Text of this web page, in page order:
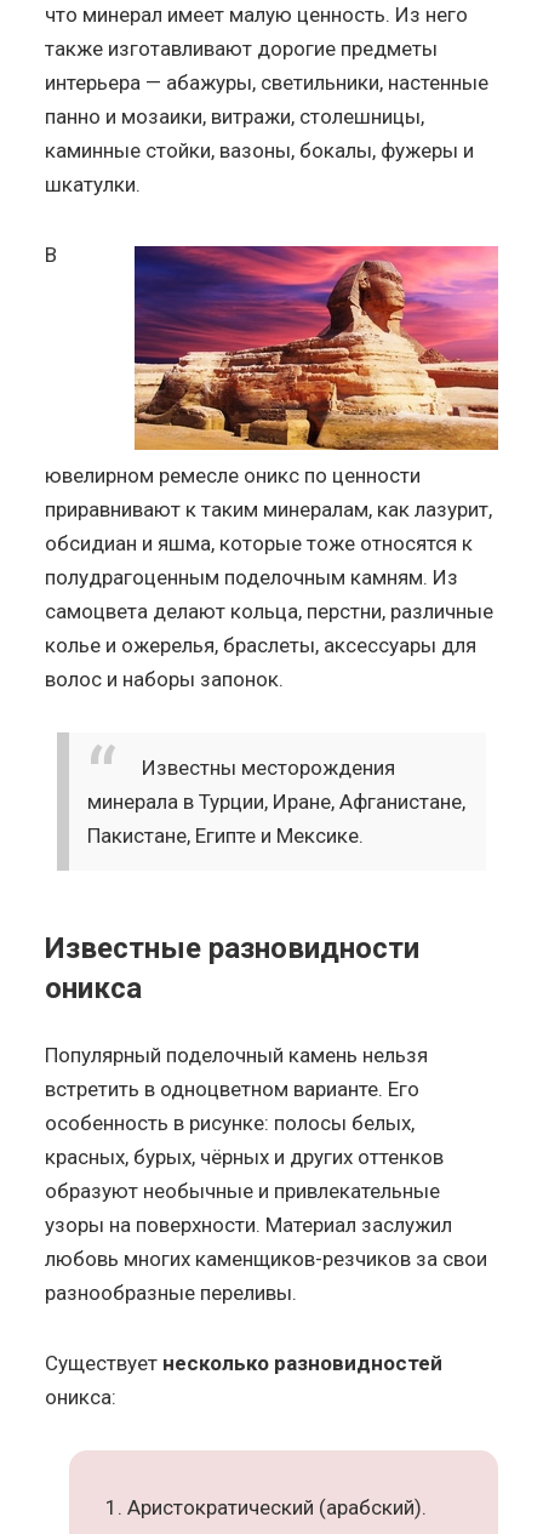
что минерал имеет малую ценность. Из него
также изготавливают дорогие предметы
интерьера — абажуры, светильники, настенные
панно и мозаики, витражи, столешницы,
каминные стойки, вазоны, бокалы, фужеры и
шкатулки.
В
ювелирном ремесле оникс по ценности
приравнивают к таким минералам, как лазурит,
обсидиан и яшма, которые тоже относятся к
полудрагоценным поделочным камням. Из
самоцвета делают кольца, перстни, различные
колье и ожерелья, браслеты, аксессуары для
волос и наборы запонок.
Известны месторождения
минерала в Турции, Иране, Афганистане,
Пакистане, Египте и Мексике.
Известные разновидности
оникса
Популярный поделочный камень нельзя
встретить в одноцветном варианте. Его
особенность в рисунке: полосы белых,
красных, бурых, чёрных и других оттенков
образуют необычные и привлекательные
узоры на поверхности. Материал заслужил
любовь многих каменщиков-резчиков за свои
разнообразные переливы.
Существует несколько разновидностей
оникса:
Аристократический (арабский).